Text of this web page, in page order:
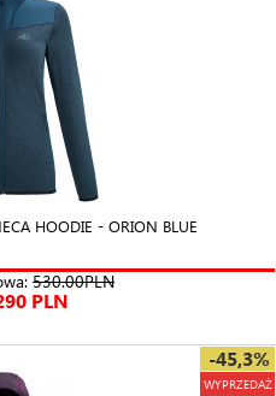
HOODIE - ORION BLUE
530.00PLN
PLN
-45,3%
WYPRZEDAŻ